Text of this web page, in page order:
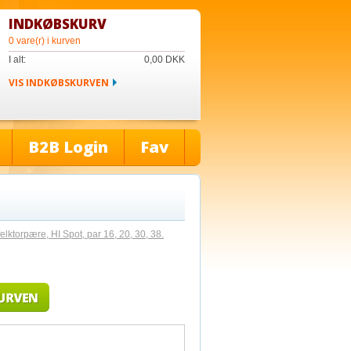
INDKØBSKURV
0 vare(r) i kurven
I alt:
0,00 DKK
VIS INDKØBSKURVEN
B2B Login Fav
HI Spot, par 16, 20, 30, 38.